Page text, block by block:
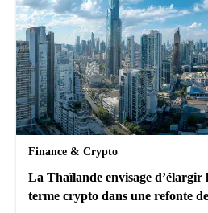
Finance & Crypto
La Thaïlande envisage d’élargir
terme crypto dans une refonte